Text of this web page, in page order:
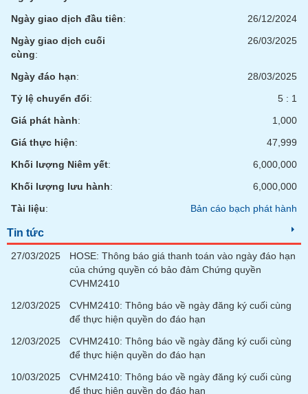
Ngày giao dịch đầu tiên:
26/12/2024
Ngày giao dịch cuối
cùng:
26/03/2025
Ngày đáo hạn:
28/03/2025
Tỷ lệ chuyển đổi:
5 : 1
Giá phát hành:
1,000
Giá thực hiện:
47,999
Khối lượng Niêm yết:
6,000,000
Khối lượng lưu hành:
6,000,000
Tài liệu: Bản cáo bạch phát hành
Tin tức
27/03/2025
HOSE: Thông báo giá thanh toán vào ngày đáo hạn
của chứng quyền có bảo đảm Chứng quyền
CVHM2410
12/03/2025
CVHM2410: Thông báo về ngày đăng ký cuối cùng
để thực hiện quyền do đáo hạn
12/03/2025
CVHM2410: Thông báo về ngày đăng ký cuối cùng
để thực hiện quyền do đáo hạn
10/03/2025
CVHM2410: Thông báo về ngày đăng ký cuối cùng
để thực hiện quyền do đáo hạn